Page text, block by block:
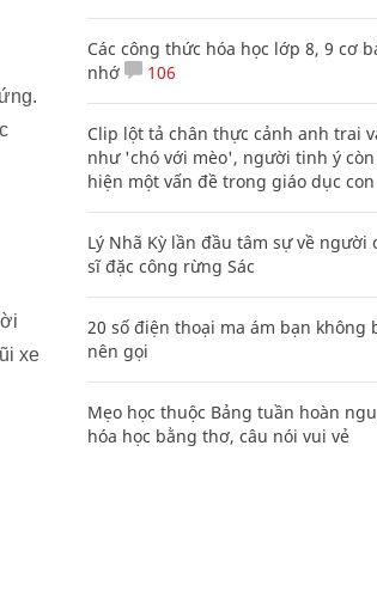
xe
Các công thức hóa học lớp 8, 9 cơ
nhớ
106
Clip lột tả chân thực cảnh anh trai
như 'chó với mèo', người tinh ý
hiện một vấn đề trong giáo dục con
Lý Nhã Kỳ lần đầu tâm sự về người
sĩ đặc công rừng Sác
20 số điện thoại ma ám bạn không
nên gọi
Mẹo học thuộc Bảng tuần hoàn
hóa học bằng thơ, câu nói vui vẻ